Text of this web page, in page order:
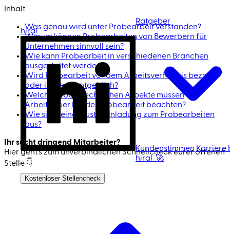
hiral
Ratgeber
Kundenstimmen Karriere
hiral 🚀
Ich bin Kandidat
Kostenloser Stellencheck
Inhalt
Was genau wird unter Probearbeit verstanden?
Warum können Probearbeiten von Bewerbern für
Unternehmen sinnvoll sein?
Wie kann Probearbeit in verschiedenen Branchen
ausgestaltet werden?
Wird Probearbeit vor dem Arbeitsverhältnis bezahlt
oder ist sie unentgeltlich?
Welche arbeitsrechtlichen Aspekte müssen
Arbeitgeber bei der Probearbeit beachten?
Wie sieht eine Mustereinladung zum Probearbeiten
aus?
Ihr sucht dringend Mitarbeiter?
Hier geht's zum unverbindlichen Schnell­check eurer offenen
Stelle 👇
Jetzt Mitarbeiter finden 🚀